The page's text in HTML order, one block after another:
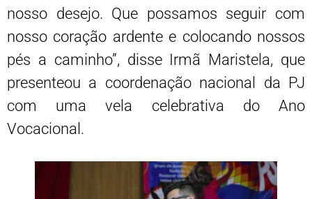
nosso desejo. Que possamos seguir com
nosso coração ardente e colocando nossos
pés a caminho”, disse Irmã Maristela, que
presenteou a coordenação nacional da PJ
com uma vela celebrativa do Ano
Vocacional.